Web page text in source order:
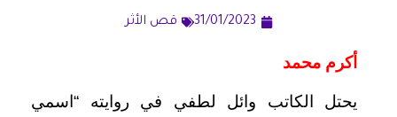
31/01/2023 قص الأثر
أكرم محمد
يحتل الكاتب وائل لطفي في روايته “اسمي